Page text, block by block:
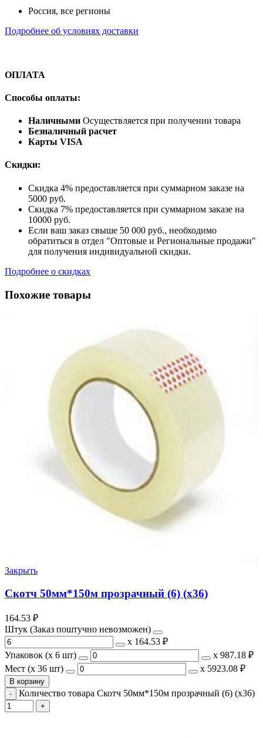
Россия, все регионы
Подробнее об условиях доставки
ОПЛАТА
Способы оплаты:
Наличными Осуществляется при получении товара
Безналичный расчет
Карты VISA
Скидки:
Скидка 4% предоставляется при суммарном заказе на
5000 руб.
Скидка 7% предоставляется при суммарном заказе на
10000 руб.
Если ваш заказ свыше 50 000 руб., необходимо
обратиться в отдел "Оптовые и Региональные продажи"
для получения индивидуальной скидки.
Подробнее о скидках
Похожие товары
Закрыть
Скотч 50мм*150м прозрачный (6) (х36)
164.53 ₽
Штук (Заказ поштучно невозможен)
х 164.53 ₽
Упаковок (x 6 шт)
х 987.18 ₽
Мест (x 36 шт)
х 5923.08 ₽
В корзину
Количество товара Скотч 50мм*150м прозрачный (6) (х36)